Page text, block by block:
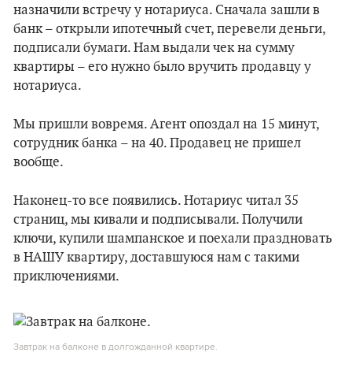
назначили встречу у нотариуса. Сначала зашли в
банк – открыли ипотечный счет, перевели деньги,
подписали бумаги. Нам выдали чек на сумму
квартиры – его нужно было вручить продавцу у
нотариуса.
Мы пришли вовремя. Агент опоздал на 15 минут,
сотрудник банка – на 40. Продавец не пришел
вообще.
Наконец-то все появились. Нотариус читал 35
страниц, мы кивали и подписывали. Получили
ключи, купили шампанское и поехали праздновать
в НАШУ квартиру, доставшуюся нам с такими
приключениями.
Завтрак на балконе в долгожданной квартире.